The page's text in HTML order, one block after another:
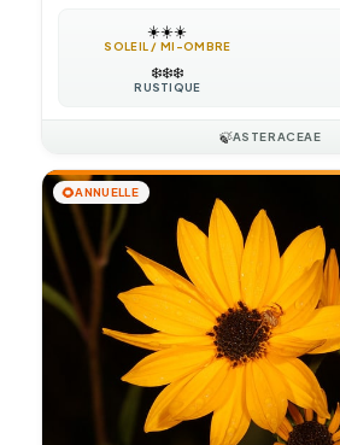
☀️☀️☀️
SOLEIL / MI-OMBRE
❄️❄️❄️
RUSTIQUE
🍃ASTERACEAE
🌻ANNUELLE